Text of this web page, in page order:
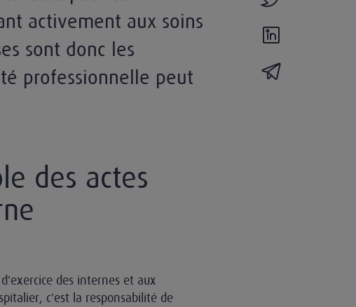
activement aux soins
sont donc les
professionnelle peut
des actes
des internes et aux
c'est la responsabilité de